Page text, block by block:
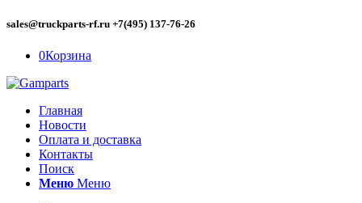
sales@truckparts-rf.ru +7(495) 137-76-26
0Корзина
Главная
Новости
Оплата и доставка
Контакты
Поиск
Меню Меню